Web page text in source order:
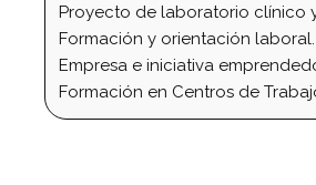
Proyecto de laboratorio clínico
Formación y orientación laboral.
Empresa e iniciativa
Formación en Centros de